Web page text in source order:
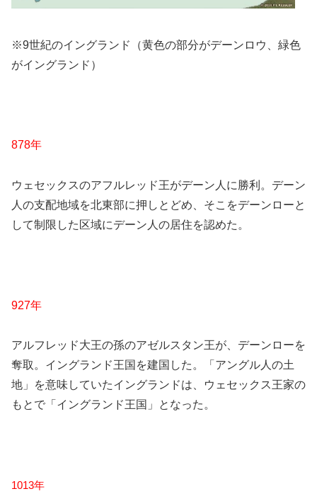
※9世紀のイングランド（黄色の部分がデーンロウ、緑色
がイングランド）
878年
ウェセックスのアフルレッド王がデーン人に勝利。デーン
人の支配地域を北東部に押しとどめ、そこをデーンローと
して制限した区域にデーン人の居住を認めた。
927年
アルフレッド大王の孫のアゼルスタン王が、デーンローを
奪取。イングランド王国を建国した。「アングル人の土
地」を意味していたイングランドは、ウェセックス王家の
もとで「イングランド王国」となった。
1013年